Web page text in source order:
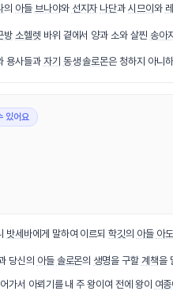
의 아들 브나야와 선지자 나단과시므이 와
방 소헬렛 바위 곁에서 양과 소와 살찐 송아
용사들과자기 동생솔로몬은 청하지 아니
있어요
밧세바에게 말하여 이르되학깃의 아들 아
당신의 아들 솔로몬의 생명을 구할 계책을
가서 아뢰기를 내 주 왕이여 전에 왕이 여종